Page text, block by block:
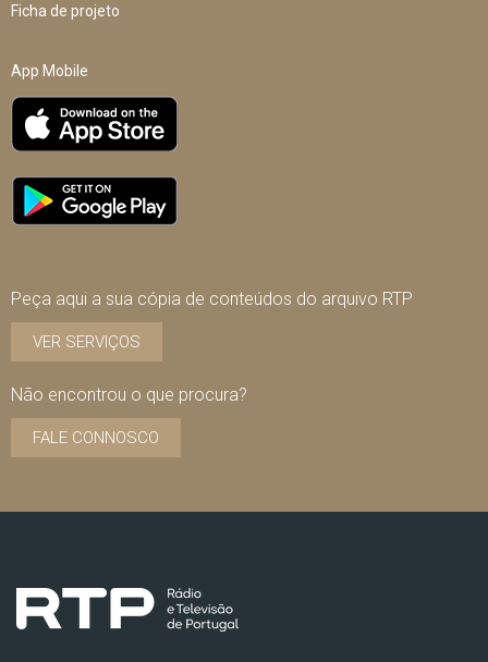
Ficha de projeto
App Mobile
Peça aqui a sua cópia de conteúdos do arquivo RTP
VER SERVIÇOS
Não encontrou o que procura?
FALE CONNOSCO